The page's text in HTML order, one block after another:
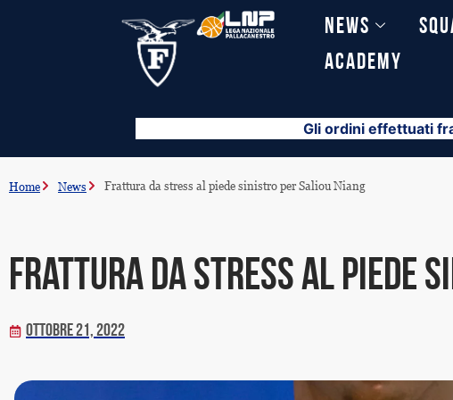
News
Academy
Gli ordini effettuati
Home News Frattura da stress al piede sinistro per Saliou Niang
Frattura da stress al piede
Ottobre 21, 2022